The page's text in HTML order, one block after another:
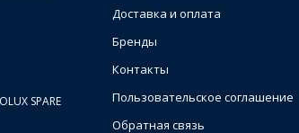
SPARE
Доставка и оплата
Бренды
Контакты
Пользовательское соглашение
Обратная связь